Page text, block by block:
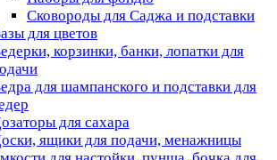
Сковороды для Саджа и подставки
для цветов
корзинки, банки, лопатки для
для шампанского и подставки для
для сахара
ящики для подачи, менажницы